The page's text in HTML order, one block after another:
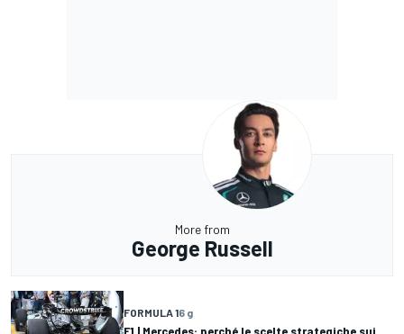
More from
George Russell
FORMULA 16 g
F1 | Mercedes: perché le scelte strategiche sui